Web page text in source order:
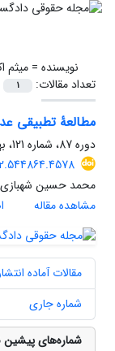
نویسنده =میثم
تعداد مقالات:
1
مطالعۀ تطبیقی
دوره 87، شماره 121، بهار 1402، صفحه
محمد حسین شهبازی،
مشاهده مقاله
مقالات آماده
شماره جاری
شماره‌های پیشین